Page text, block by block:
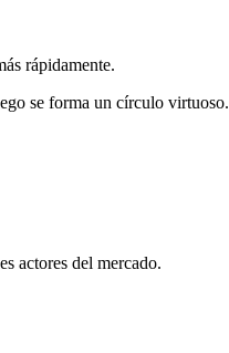
rápidamente.
se forma un círculo virtuoso.
actores del mercado.